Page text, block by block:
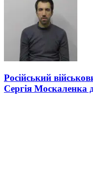
Російський
Сергія Москаленка